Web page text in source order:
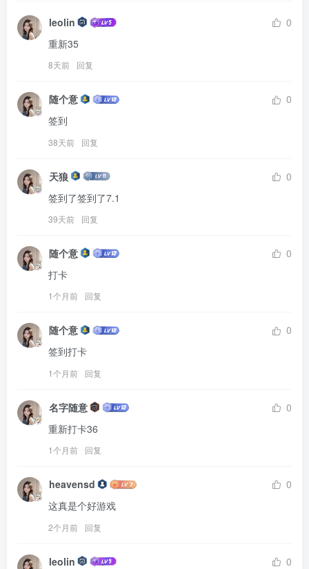
leolin
0
重新35
8天前 回复
随个意
0
签到
38天前 回复
天狼
0
签到了签到了7.1
39天前 回复
随个意
0
打卡
1个月前 回复
随个意
0
签到打卡
1个月前 回复
名字随意
0
重新打卡36
1个月前 回复
heavensd
0
这真是个好游戏
2个月前 回复
leolin
0